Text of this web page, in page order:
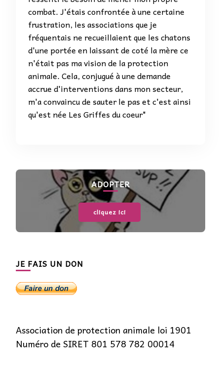
combat. J'étais confrontée à une certaine
frustration, les associations que je
fréquentais ne recueillaient que les chatons
d'une portée en laissant de coté la mère ce
n'était pas ma vision de la protection
animale. Cela, conjugué à une demande
accrue d'interventions dans mon secteur,
m'a convaincu de sauter le pas et c'est ainsi
qu'est née Les Griffes du coeur"
ADOPTER
cliquez ici
JE FAIS UN DON
Association de protection animale loi 1901
Numéro de SIRET 801 578 782 00014